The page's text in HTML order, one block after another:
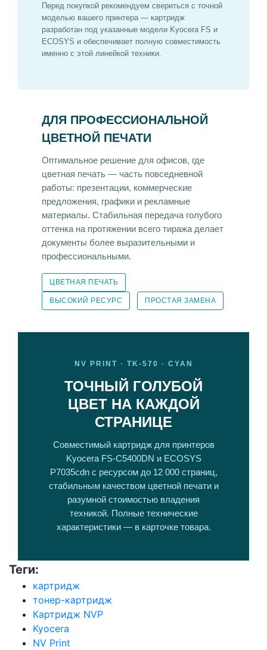
Перед покупкой рекомендуем свериться с точной
моделью вашего принтера — картридж
разработан под указанные модели Kyocera FS и
ECOSYS и обеспечивает полную совместимость
именно с этой линейкой техники.
ДЛЯ ПРОФЕССИОНАЛЬНОЙ
ЦВЕТНОЙ ПЕЧАТИ
Оптимальное решение для офисов, где
цветная печать — часть повседневной
работы: презентации, коммерческие
предложения, графики и рекламные
материалы. Стабильная передача голубого
оттенка на протяжении всего тиража делает
документы более выразительными и
профессиональными.
ЦВЕТНАЯ ПЕЧАТЬ
ВЫСОКИЙ РЕСУРС ПРОСТАЯ ЗАМЕНА
NV PRINT · TK-570 · CYAN
ТОЧНЫЙ ГОЛУБОЙ
ЦВЕТ НА КАЖДОЙ
СТРАНИЦЕ
Совместимый картридж для принтеров
Kyocera FS-C5400DN и ECOSYS
P7035cdn с ресурсом до 12 000 страниц,
стабильным качеством цветной печати и
разумной стоимостью владения
техникой. Полные технические
характеристики — в карточке товара.
Теги:
картридж
тонер-картридж
Картридж NVP
Kyocera
NV Print